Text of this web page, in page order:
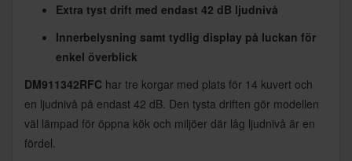
Extra tyst drift med endast 42 dB ljudnivå
Innerbelysning samt tydlig display på luckan för
enkel överblick
DM911342RFC har tre korgar med plats för 14 kuvert och
en ljudnivå på endast 42 dB. Den tysta driften gör modellen
väl lämpad för öppna kök och miljöer där låg ljudnivå är en
fördel.